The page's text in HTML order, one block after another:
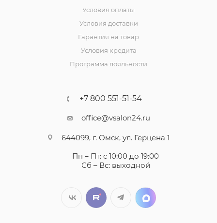
Условия оплаты
Условия доставки
Гарантия на товар
Условия кредита
Программа лояльности
+7 800 551-51-54
office@vsalon24.ru
644099, г. Омск, ул. Герцена 1
Пн – Пт: с 10:00 до 19:00
Сб – Вс: выходной